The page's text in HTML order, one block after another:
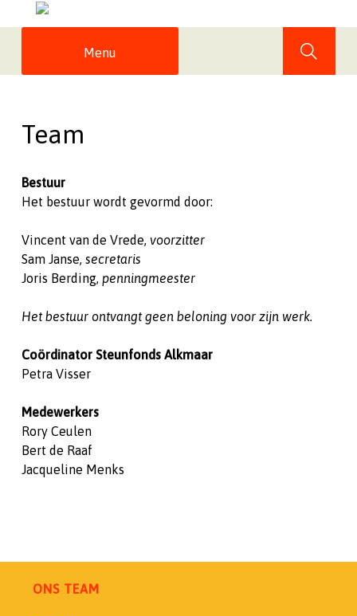
to
Menu
Team
Bestuur
Het bestuur wordt gevormd door:
Vincent van de Vrede, voorzitter
Sam Janse, secretaris
Joris Berding, penningmeester
Het bestuur ontvangt geen beloning voor zijn werk.
Coördinator Steunfonds Alkmaar
Petra Visser
Medewerkers
Rory Ceulen
Bert de Raaf
Jacqueline Menks
ONS TEAM